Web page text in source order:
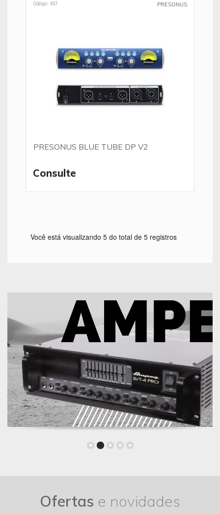
Código: 407 PRESONUS
PRESONUS BLUE TUBE DP V2
Consulte
Você está visualizando 5 do total de 5 registros
Ofertas e novidades